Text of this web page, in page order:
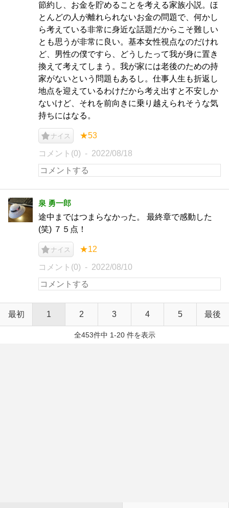
節約し、お金を貯めることを考える家族小説。ほ
とんどの人が離れられないお金の問題で、何かし
ら考えている非常に身近な話題だからこそ難しい
とも思うが非常に良い。基本女性視点なのだけれ
ど、男性の僕ですら、どうしたって我が身に置き
換えて考えてしまう。我が家には老後のための持
家がないという問題もあるし。仕事人生も折返し
地点を迎えているわけだから考え出すと不安しか
ないけど、それを前向きに乗り越えられそうな気
持ちにはなる。
ナイス ★53
コメント(0) 2022/08/18
泉 勇一郎
途中まではつまらなかった。 最終章で感動した
(笑) ７５点！
ナイス ★12
コメント(0) 2022/08/10
最初 1 2 3 4 5 最後
全453件中 1-20 件を表示